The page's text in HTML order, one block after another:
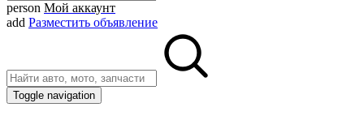
person Мой аккаунт
add Разместить объявление
Toggle navigation